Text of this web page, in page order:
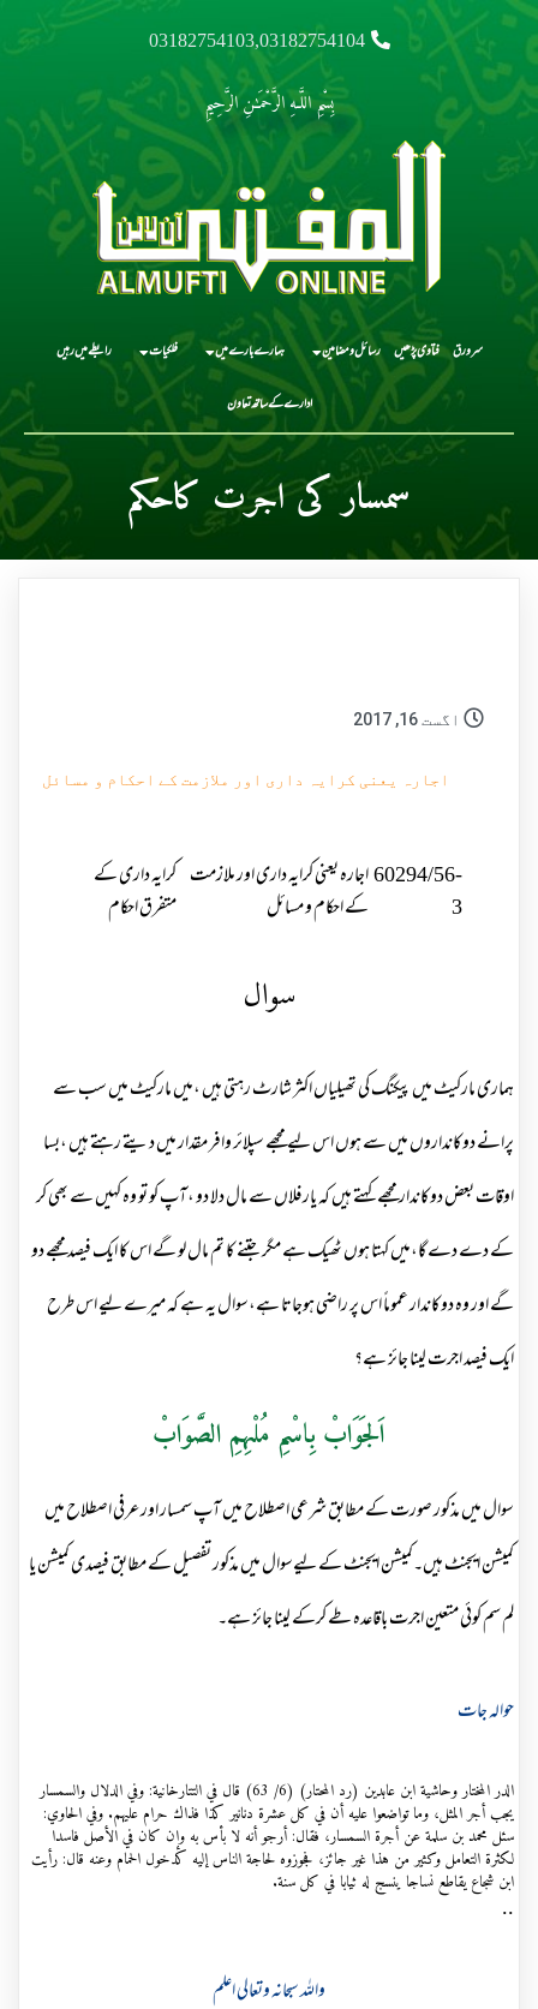
03182754103,03182754104
بِسْمِ اللَّـهِ الرَّحْمَـٰنِ الرَّحِيمِ
سرورق فتاوی پڑھیں رسائل و مضامین ہمارے بارے میں فلکیات رابطے میں رہیں
ادارے کے ساتھ تعاون
سمسار کی اجرت کاحکم
اگست 16, 2017
اجارہ یعنی کرایہ داری اور ملازمت کے احکام و مسائل
60294/56-
3
اجارہ یعنی کرایہ داری اور ملازمت
کے احکام و مسائل
کرایہ داری کے
متفرق احکام
سوال
ہماری مارکیٹ میں پیکنگ کی تھیلیاں اکثر شارٹ رہتی ہیں ،میں مارکیٹ میں سب سے
پرانے دوکانداروں میں سے ہوں اس لیے مجھے سپلائر وافر مقدار میں دیتے رہتے ہیں ،بسا
اوقات بعض دوکاندار مجھے کہتے ہیں کہ یار فلاں سے مال دلا دو ،آپ کو تو وہ کہیں سے بھی کر
کے دے دے گا،میں کہتا ہوں ٹھیک ہے مگر جتنے کا تم مال لو گے اس کا ایک فیصد مجھے دو
گے اور وہ دوکاندار عموماً اس پر راضی ہوجاتا ہے،سوال یہ ہے کہ میرے لیے اس طرح
ایک فیصد اجرت لینا جائز ہے؟
اَلجَوَابْ بِاسْمِ مُلْہِمِ الصَّوَابْ
سوال میں مذکور صورت کے مطابق شرعی اصطلاح میں آپ سمسار اور عرفی اصطلاح میں
کمیشن ایجنٹ ہیں۔کمیشن ایجنٹ کے لیےسوال میں مذکور تفصیل کے مطابق فیصدی کمیشن یا
لم سم کوئی متعین اجرت باقاعدہ طے کرکے لینا جائز ہے۔
حوالہ جات
الدر المختار وحاشية ابن عابدين (رد المحتار) (6/ 63) قال في التتارخانية: وفي الدلال والسمسار
يجب أجر المثل، وما تواضعوا عليه أن في كل عشرة دنانير كذا فذاك حرام عليهم. وفي الحاوي:
سئل محمد بن سلمة عن أجرة السمسار، فقال: أرجو أنه لا بأس به وإن كان في الأصل فاسدا
لكثرة التعامل وكثير من هذا غير جائز، فجوزوه لحاجة الناس إليه كدخول الحمام وعنه قال: رأيت
ابن شجاع يقاطع نساجا ينسج له ثيابا في كل سنة.
..
واللہ سبحانہ وتعالی اعلم